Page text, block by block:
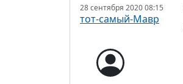
28 сентября 2020 08:15
тот-самый-Мавр